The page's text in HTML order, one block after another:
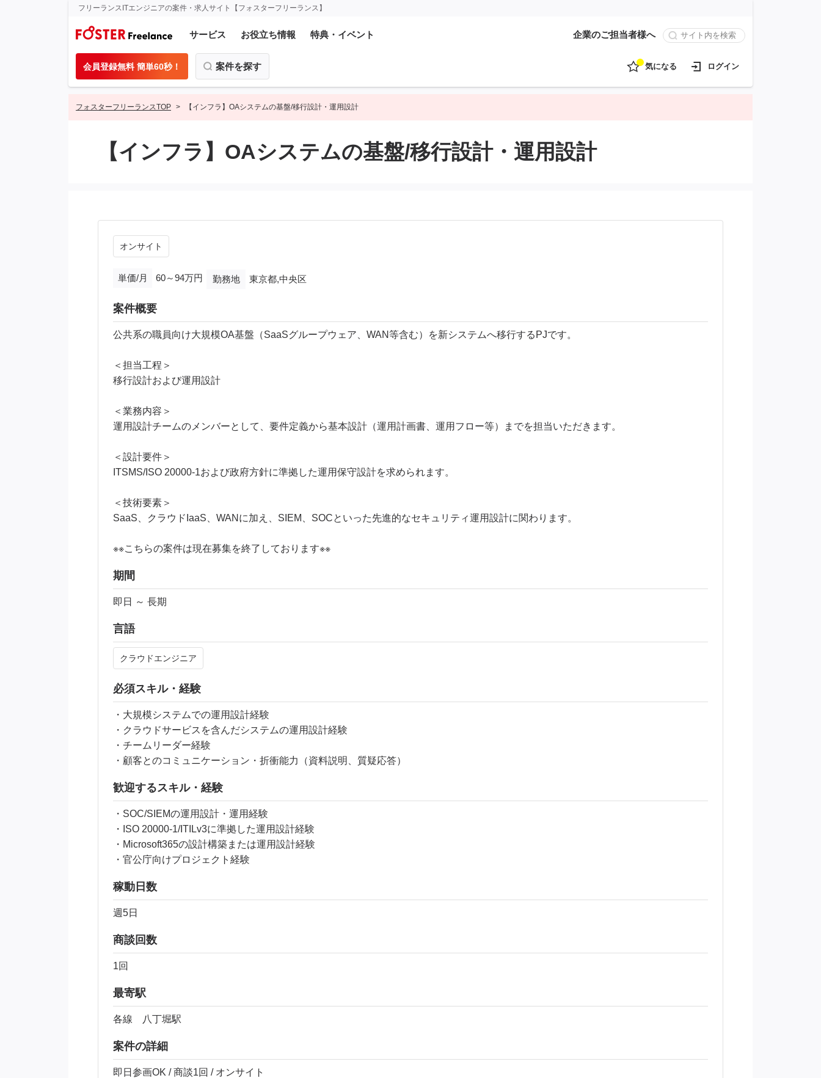
フリーランスITエンジニアの案件・求人サイト【フォスターフリーランス】
サービス お役立ち情報 特典・イベント 企業のご担当者様へ
会員登録無料 簡単60秒！ 案件を探す 気になる ログイン
フォスターフリーランスTOP 【インフラ】OAシステムの基盤/移行設計・運用設計
【インフラ】OAシステムの基盤/移行設計・運用設計
オンサイト
単価/月 60～94万円 勤務地 東京都,中央区
案件概要
公共系の職員向け大規模OA基盤（SaaSグループウェア、WAN等含む）を新システムへ移行するPJです。
＜担当工程＞
移行設計および運用設計
＜業務内容＞
運用設計チームのメンバーとして、要件定義から基本設計（運用計画書、運用フロー等）までを担当いただきます。
＜設計要件＞
ITSMS/ISO 20000-1および政府方針に準拠した運用保守設計を求められます。
＜技術要素＞
SaaS、クラウドIaaS、WANに加え、SIEM、SOCといった先進的なセキュリティ運用設計に関わります。
※※こちらの案件は現在募集を終了しております※※
期間
即日 ～ 長期
言語
クラウドエンジニア
必須スキル・経験
・大規模システムでの運用設計経験
・クラウドサービスを含んだシステムの運用設計経験
・チームリーダー経験
・顧客とのコミュニケーション・折衝能力（資料説明、質疑応答）
歓迎するスキル・経験
・SOC/SIEMの運用設計・運用経験
・ISO 20000-1/ITILv3に準拠した運用設計経験
・Microsoft365の設計構築または運用設計経験
・官公庁向けプロジェクト経験
稼動日数
週5日
商談回数
1回
最寄駅
各線 八丁堀駅
案件の詳細
即日参画OK / 商談1回 / オンサイト